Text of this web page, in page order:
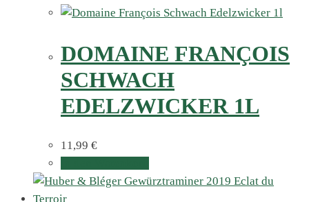
DOMAINE FRANÇOIS
SCHWACH
EDELZWICKER 1L
11,99 €